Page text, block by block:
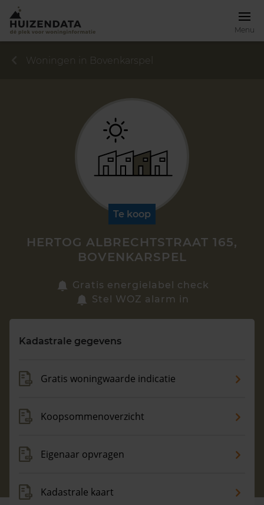
Menu
Vragen? Neem contact met ons op
088 220 4200
Woningen in Bovenkarspel
Te koop
HERTOG ALBRECHTSTRAAT 165,
BOVENKARSPEL
Gratis energielabel check
Stel WOZ alarm in
Kadastrale gegevens
Gratis woningwaarde indicatie
Koopsommenoverzicht
Eigenaar opvragen
Kadastrale kaart